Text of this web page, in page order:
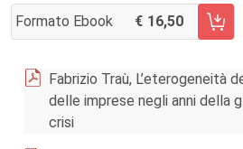
Formato Ebook 16,50
AGGIUNGI AL CARRELLO
Fabrizio Traù, L’eterogeneità
delle imprese negli anni della
crisi